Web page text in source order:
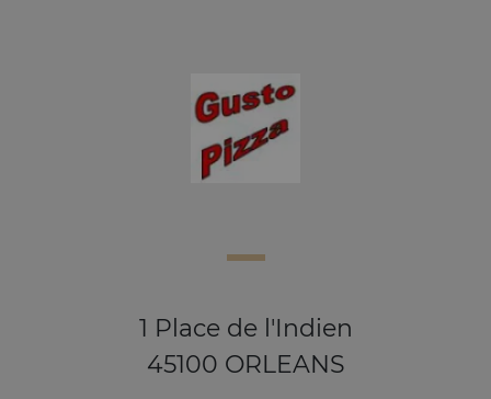
1 Place de l'Indien
45100 ORLEANS